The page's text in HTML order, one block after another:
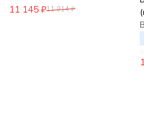
11 145 ₽11 914 ₽